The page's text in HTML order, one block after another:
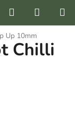
Hľadať
KOŠÍK
Up 10mm
Chilli